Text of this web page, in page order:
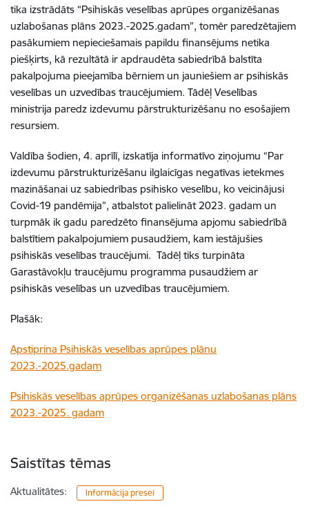
tika izstrādāts “Psihiskās veselības aprūpes organizēšanas
uzlabošanas plāns 2023.-2025.gadam”, tomēr paredzētajiem
pasākumiem nepieciešamais papildu finansējums netika
piešķirts, kā rezultātā ir apdraudēta sabiedrībā balstīta
pakalpojuma pieejamība bērniem un jauniešiem ar psihiskās
veselības un uzvedības traucējumiem. Tādēļ Veselības
ministrija paredz izdevumu pārstrukturizēšanu no esošajiem
resursiem.
Valdība šodien, 4. aprīlī, izskatīja informatīvo ziņojumu “Par
izdevumu pārstrukturizēšanu ilglaicīgas negatīvas ietekmes
mazināšanai uz sabiedrības psihisko veselību, ko veicinājusi
Covid-19 pandēmija”, atbalstot palielināt 2023. gadam un
turpmāk ik gadu paredzēto finansējuma apjomu sabiedrībā
balstītiem pakalpojumiem pusaudžiem, kam iestājušies
psihiskās veselības traucējumi. Tādēļ tiks turpināta
Garastāvokļu traucējumu programma pusaudžiem ar
psihiskās veselības un uzvedības traucējumiem.
Plašāk:
Apstiprina Psihiskās veselības aprūpes plānu
2023.-2025.gadam
Psihiskās veselības aprūpes organizēšanas uzlabošanas plāns
2023.-2025. gadam
Saistītas tēmas
Aktualitātes: Informācija presei